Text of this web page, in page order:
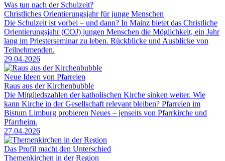
Was tun nach der Schulzeit?
Christliches Orientierungsjahr für junge Menschen
Die Schulzeit ist vorbei – und dann? In Mainz bietet das Christliche
Orientierungsjahr (COJ) jungen Menschen die Möglichkeit, ein Jahr
lang im Priesterseminar zu leben. Rückblicke und Ausblicke von
Teilnehmenden.
29.04.2026
Neue Ideen von Pfarreien
Raus aus der Kirchenbubble
Die Mitgliedszahlen der katholischen Kirche sinken weiter. Wie
kann Kirche in der Gesellschaft relevant bleiben? Pfarreien im
Bistum Limburg probieren Neues – jenseits von Pfarrkirche und
Pfarrheim.
27.04.2026
Das Profil macht den Unterschied
Themenkirchen in der Region